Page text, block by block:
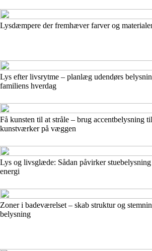
Lysdæmpere der fremhæver farver og
Lys efter livsrytme – planlæg udendørs
familiens hverdag
Få kunsten til at stråle – brug accentbelysning
kunstværker på væggen
Lys og livsglæde: Sådan påvirker
energi
Zoner i badeværelset – skab struktur og
belysning